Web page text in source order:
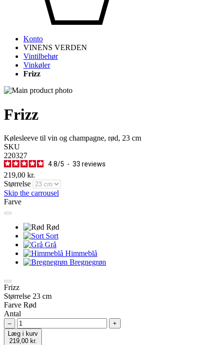
Konto
VINENS VERDEN
Vintilbehør
Vinkøler
Frizz
Frizz
Kølesleeve til vin og champagne, rød, 23 cm
SKU
220327
4.8/5 - 33 reviews
219,00 kr.
Størrelse
Skip the carrousel
Farve
Rød
Sort
Grå
Himmeblå
Bregnegrøn
Frizz
Størrelse 23 cm
Farve Rød
Antal
–
+
Læg i kurv
219,00 kr.